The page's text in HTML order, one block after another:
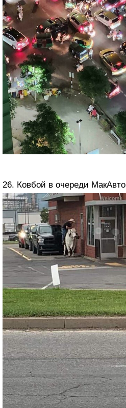
26. Ковбой в очереди МакАвто